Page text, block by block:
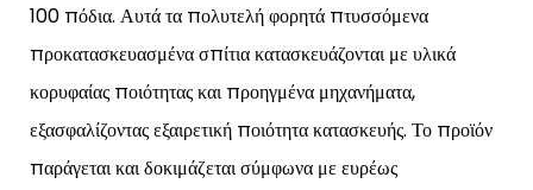
100 πόδια. Αυτά τα πολυτελή φορητά πτυσσόμενα
προκατασκευασμένα σπίτια κατασκευάζονται με υλικά
κορυφαίας ποιότητας και προηγμένα μηχανήματα,
εξασφαλίζοντας εξαιρετική ποιότητα κατασκευής. Το προϊόν
παράγεται και δοκιμάζεται σύμφωνα με ευρέως